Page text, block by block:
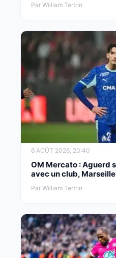
Par William Tertrin
6 AOÛT 2026, 20:40
OM Mercato : Aguerd
avec un club,
Par William Tertrin